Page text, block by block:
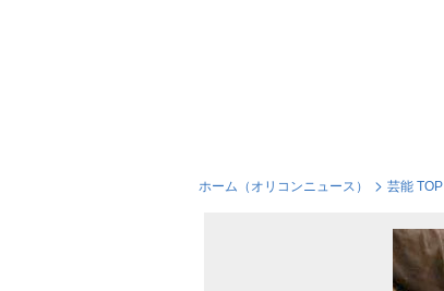
ホーム（オリコンニュース） 芸能 TOP